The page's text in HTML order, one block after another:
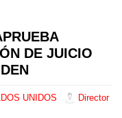
DE JUICIO
UNIDOS
Director